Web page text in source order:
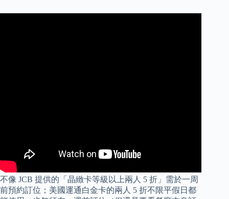
不像 JCB 提供的「晶緻卡等級以上兩人 5 折」需於一周
前預約訂位；美國運通白金卡的兩人 5 折不限平假日都